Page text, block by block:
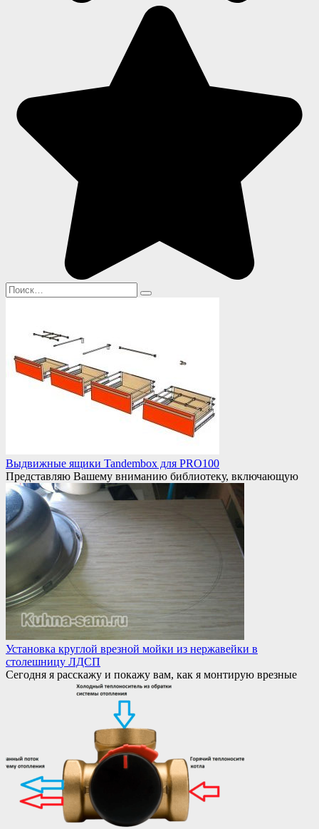
Search
for:
Выдвижные ящики Tandembox для PRO100
Представляю Вашему вниманию библиотеку, включающую
Установка круглой врезной мойки из нержавейки в
столешницу ЛДСП
Сегодня я расскажу и покажу вам, как я монтирую врезные